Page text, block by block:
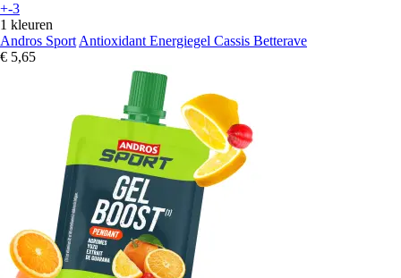
+-3
1 kleuren
Andros Sport Antioxidant Energiegel Cassis Betterave
€ 5,65